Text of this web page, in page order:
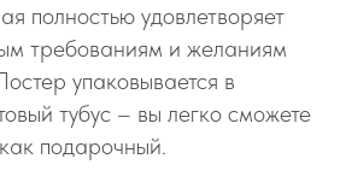
полностью удовлетворяет
требованиям и желаниям
упаковывается в
тубус – вы легко сможете
подарочный.